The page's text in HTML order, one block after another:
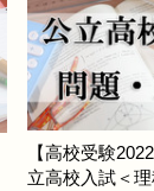
【高校受験
立高校入試＜理